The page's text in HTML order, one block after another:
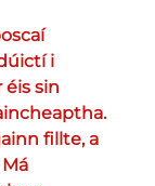
i
sin
fillte, a